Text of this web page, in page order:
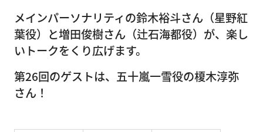
メインパーソナリティの鈴木裕斗さん（星野紅
葉役）と増田俊樹さん（辻石海都役）が、楽し
いトークをくり広げます。
第26回のゲストは、五十嵐一雪役の榎木淳弥
さん！